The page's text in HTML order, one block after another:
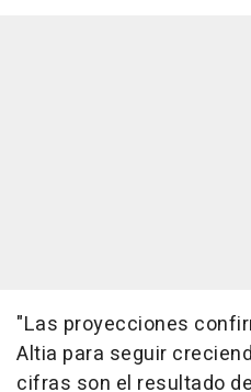
"Las proyecciones
Altia para seguir
cifras son el resultado